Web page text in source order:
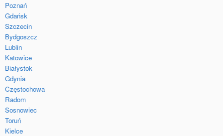
Poznań
Gdańsk
Szczecin
Bydgoszcz
Lublin
Katowice
Białystok
Gdynia
Częstochowa
Radom
Sosnowiec
Toruń
Kielce